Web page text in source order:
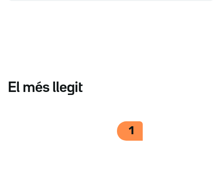
El més llegit
1